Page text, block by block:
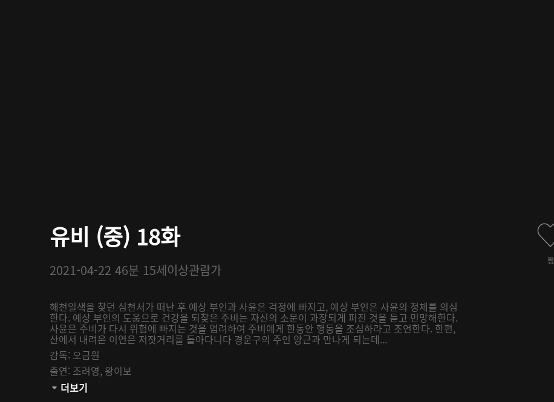
유비 (중) 18화
2021-04-22 46분 15세이상관람가
해천일색을 찾던 심천서가 떠난 후 예상 부인과 사윤은 걱정에 빠지고, 예상 부인은 사윤의 정체를 의심
한다. 예상 부인의 도움으로 건강을 되찾은 주비는 자신의 소문이 과장되게 퍼진 것을 듣고 민망해한다.
사윤은 주비가 다시 위험에 빠지는 것을 염려하여 주비에게 한동안 행동을 조심하라고 조언한다. 한편,
산에서 내려온 이연은 저잣거리를 돌아다니다 경운구의 주인 양근과 만나게 되는데...
감독: 오금원
출연: 조려영, 왕이보
관람등급:
더보기
찜